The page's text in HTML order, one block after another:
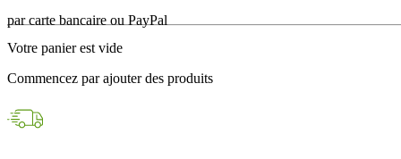
en 24h avec DPD
Paiements sécurisés
par carte bancaire ou PayPal
Votre panier est vide
Commencez par ajouter des produits